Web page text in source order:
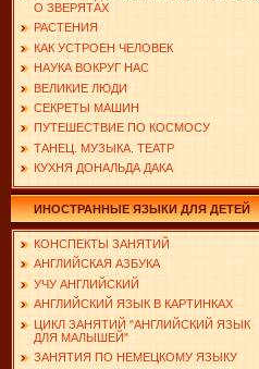
О ЗВЕРЯТАХ
РАСТЕНИЯ
КАК УСТРОЕН ЧЕЛОВЕК
НАУКА ВОКРУГ НАС
ВЕЛИКИЕ ЛЮДИ
СЕКРЕТЫ МАШИН
ПУТЕШЕСТВИЕ ПО КОСМОСУ
ТАНЕЦ. МУЗЫКА. ТЕАТР
КУХНЯ ДОНАЛЬДА ДАКА
ИНОСТРАННЫЕ ЯЗЫКИ ДЛЯ ДЕТЕЙ
КОНСПЕКТЫ ЗАНЯТИЙ
АНГЛИЙСКАЯ АЗБУКА
УЧУ АНГЛИЙСКИЙ
АНГЛИЙСКИЙ ЯЗЫК В КАРТИНКАХ
ЦИКЛ ЗАНЯТИЙ "АНГЛИЙСКИЙ ЯЗЫК
ДЛЯ МАЛЫШЕЙ"
ЗАНЯТИЯ ПО НЕМЕЦКОМУ ЯЗЫКУ